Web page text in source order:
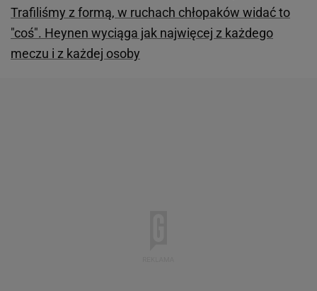
Trafiliśmy z formą, w ruchach chłopaków widać to
"coś". Heynen wyciąga jak najwięcej z każdego
meczu i z każdej osoby